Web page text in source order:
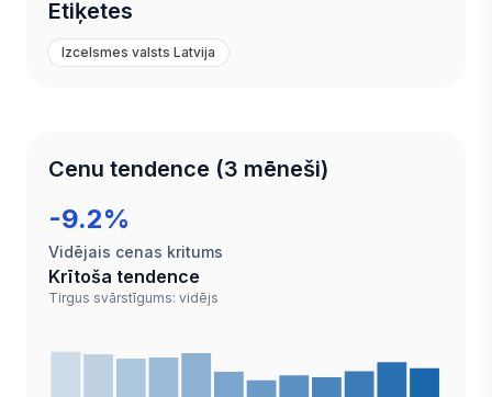
Etiķetes
Izcelsmes valsts Latvija
Cenu tendence (3 mēneši)
-9.2%
Vidējais cenas kritums
Krītoša tendence
Tirgus svārstīgums: vidējs